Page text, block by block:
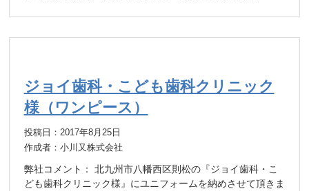
ジョイ歯科・こども歯科クリニック
様（ワンピース）
投稿日：2017年8月25日
作成者：小川又株式会社
弊社コメント： 北九州市八幡西区則松の『ジョイ歯科・こ
ども歯科クリニック様』にユニフォームを納めさせて頂きま